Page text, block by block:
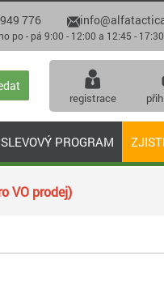
VO prodej)
SLEVOVÝ PROGRAM
registrace
776

9:00 - 12:00 a 12:45 - 17:30